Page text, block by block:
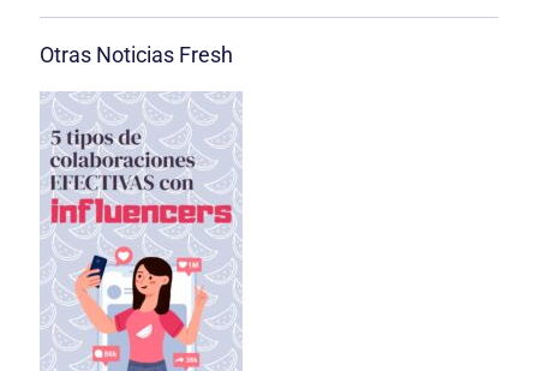
Otras Noticias Fresh